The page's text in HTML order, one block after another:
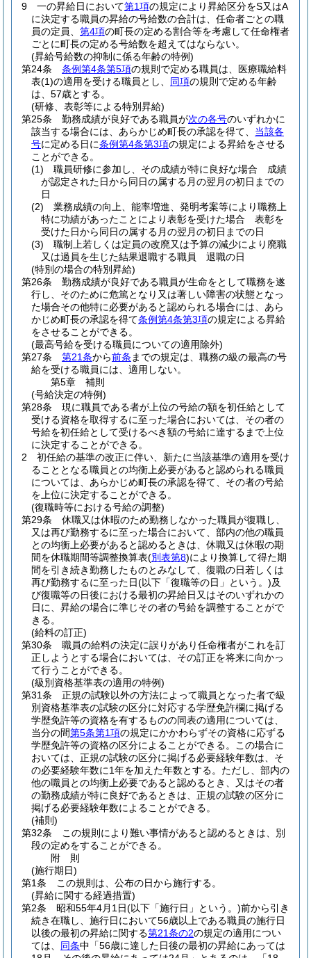
9
一の昇給日において第1項の規定により昇給区分をS又はA
に決定する職員の昇給の号給数の合計は、任命者ごとの職
員の定員、 第4項の町長の定める割合等を考慮して任命権者
ごとに町長の定める号給数を超えてはならない。
(昇給号給数の抑制に係る年齢の特例)
第24条
条例第4条第5項の規則で定める職員は、医療職給料
表(1)の適用を受ける職員とし、 同項の規則で定める年齢
は、57歳とする。
(研修、表彰等による特別昇給)
第25条
勤務成績が良好である職員が次の各号のいずれかに
該当する場合には、あらかじめ町長の承認を得て、 当該各
号に定める日に条例第4条第3項の規定による昇給をさせる
ことができる。
(1)
職員研修に参加し、その成績が特に良好な場合 成績
が認定された日から同日の属する月の翌月の初日までの
日
(2)
業務成績の向上、能率増進、発明考案等により職務上
特に功績があったことにより表彰を受けた場合 表彰を
受けた日から同日の属する月の翌月の初日までの日
(3)
職制上若しくは定員の改廃又は予算の減少により廃職
又は過員を生じた結果退職する職員 退職の日
(特別の場合の特別昇給)
第26条
勤務成績が良好である職員が生命をとして職務を遂
行し、そのために危篤となり又は著しい障害の状態となっ
た場合その他特に必要があると認められる場合には、あら
かじめ町長の承認を得て条例第4条第3項の規定による昇給
をさせることができる。
(最高号給を受ける職員についての適用除外)
第27条
第21条から前条 までの規定は、職務の級の最高の号
給を受ける職員には、適用しない。
第5章
補則
(号給決定の特例)
第28条
現に職員である者が上位の号給の額を初任給として
受ける資格を取得するに至った場合においては、その者の
号給を初任給として受けるべき額の号給に達するまで上位
に決定することができる。
2
初任給の基準の改正に伴い、新たに当該基準の適用を受け
ることとなる職員との均衡上必要があると認められる職員
については、あらかじめ町長の承認を得て、その者の号給
を上位に決定することができる。
(復職時等における号給の調整)
第29条
休職又は休暇のため勤務しなかった職員が復職し、
又は再び勤務するに至った場合において、部内の他の職員
との均衡上必要があると認めるときは、休職又は休暇の期
間を休職期間等調整換算表(別表第8)により換算して得た期
間を引き続き勤務したものとみなして、復職の日若しくは
再び勤務するに至った日(以下「復職等の日」という。)及
び復職等の日後における最初の昇給日又はそのいずれかの
日に、昇給の場合に準じその者の号給を調整することがで
きる。
(給料の訂正)
第30条
職員の給料の決定に誤りがあり任命権者がこれを訂
正しようとする場合においては、その訂正を将来に向かっ
て行うことができる。
(級別資格基準表の適用の特例)
第31条
正規の試験以外の方法によって職員となった者で級
別資格基準表の試験の区分に対応する学歴免許欄に掲げる
学歴免許等の資格を有するものの同表の適用については、
当分の間第5条第1項の規定にかかわらずその資格に応ずる
学歴免許等の資格の区分によることができる。
この場合に
おいては、正規の試験の区分に掲げる必要経験年数は、そ
の必要経験年数に1年を加えた年数とする。 ただし、部内の
他の職員との均衡上必要であると認めるとき、又はその者
の勤務成績が特に良好であるときは、正規の試験の区分に
掲げる必要経験年数によることができる。
(補則)
第32条
この規則により難い事情があると認めるときは、別
段の定めをすることができる。
附 則
(施行期日)
第1条
この規則は、公布の日から施行する。
(昇給に関する経過措置)
第2条
昭和55年4月1日(以下「施行日」という。)前から引き
続き在職し、施行日において56歳以上である職員の施行日
以後の最初の昇給に関する第21条の2の規定の適用につい
ては、 同条中「56歳に達した日後の最初の昇給にあっては